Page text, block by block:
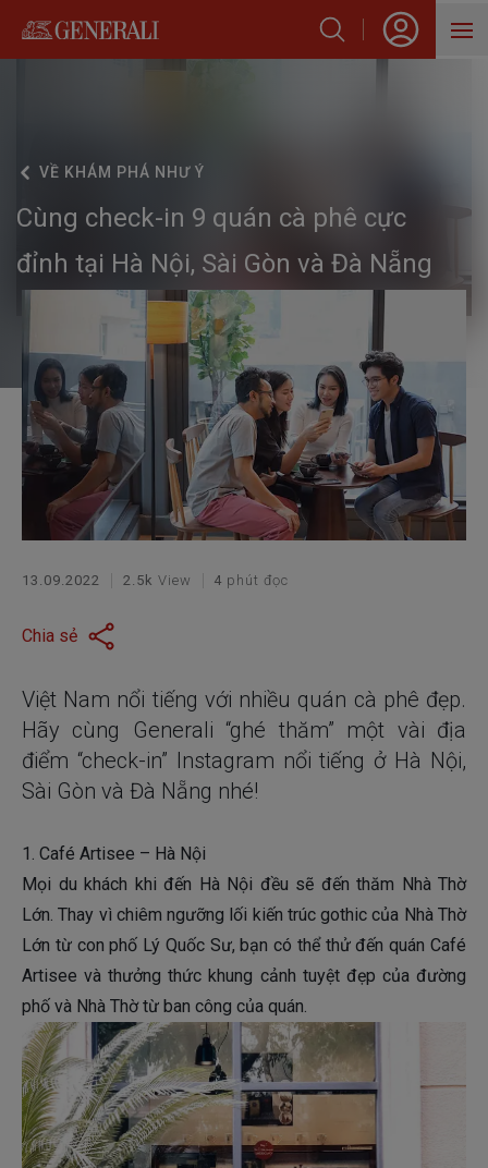
VỀ KHÁM PHÁ NHƯ Ý
Cùng check-in 9 quán cà phê cực
đỉnh tại Hà Nội, Sài Gòn và Đà Nẵng
13.09.2022 2.5k View 4 phút đọc
Chia sẻ
Việt Nam nổi tiếng với nhiều quán cà phê đẹp.
Hãy cùng Generali “ghé thăm” một vài địa
điểm “check-in” Instagram nổi tiếng ở Hà Nội,
Sài Gòn và Đà Nẵng nhé!
1. Café Artisee – Hà Nội
Mọi du khách khi đến Hà Nội đều sẽ đến thăm Nhà Thờ
Lớn. Thay vì chiêm ngưỡng lối kiến trúc gothic của Nhà Thờ
Lớn từ con phố Lý Quốc Sư, bạn có thể thử đến quán Café
Artisee và thưởng thức khung cảnh tuyệt đẹp của đường
phố và Nhà Thờ từ ban công của quán.